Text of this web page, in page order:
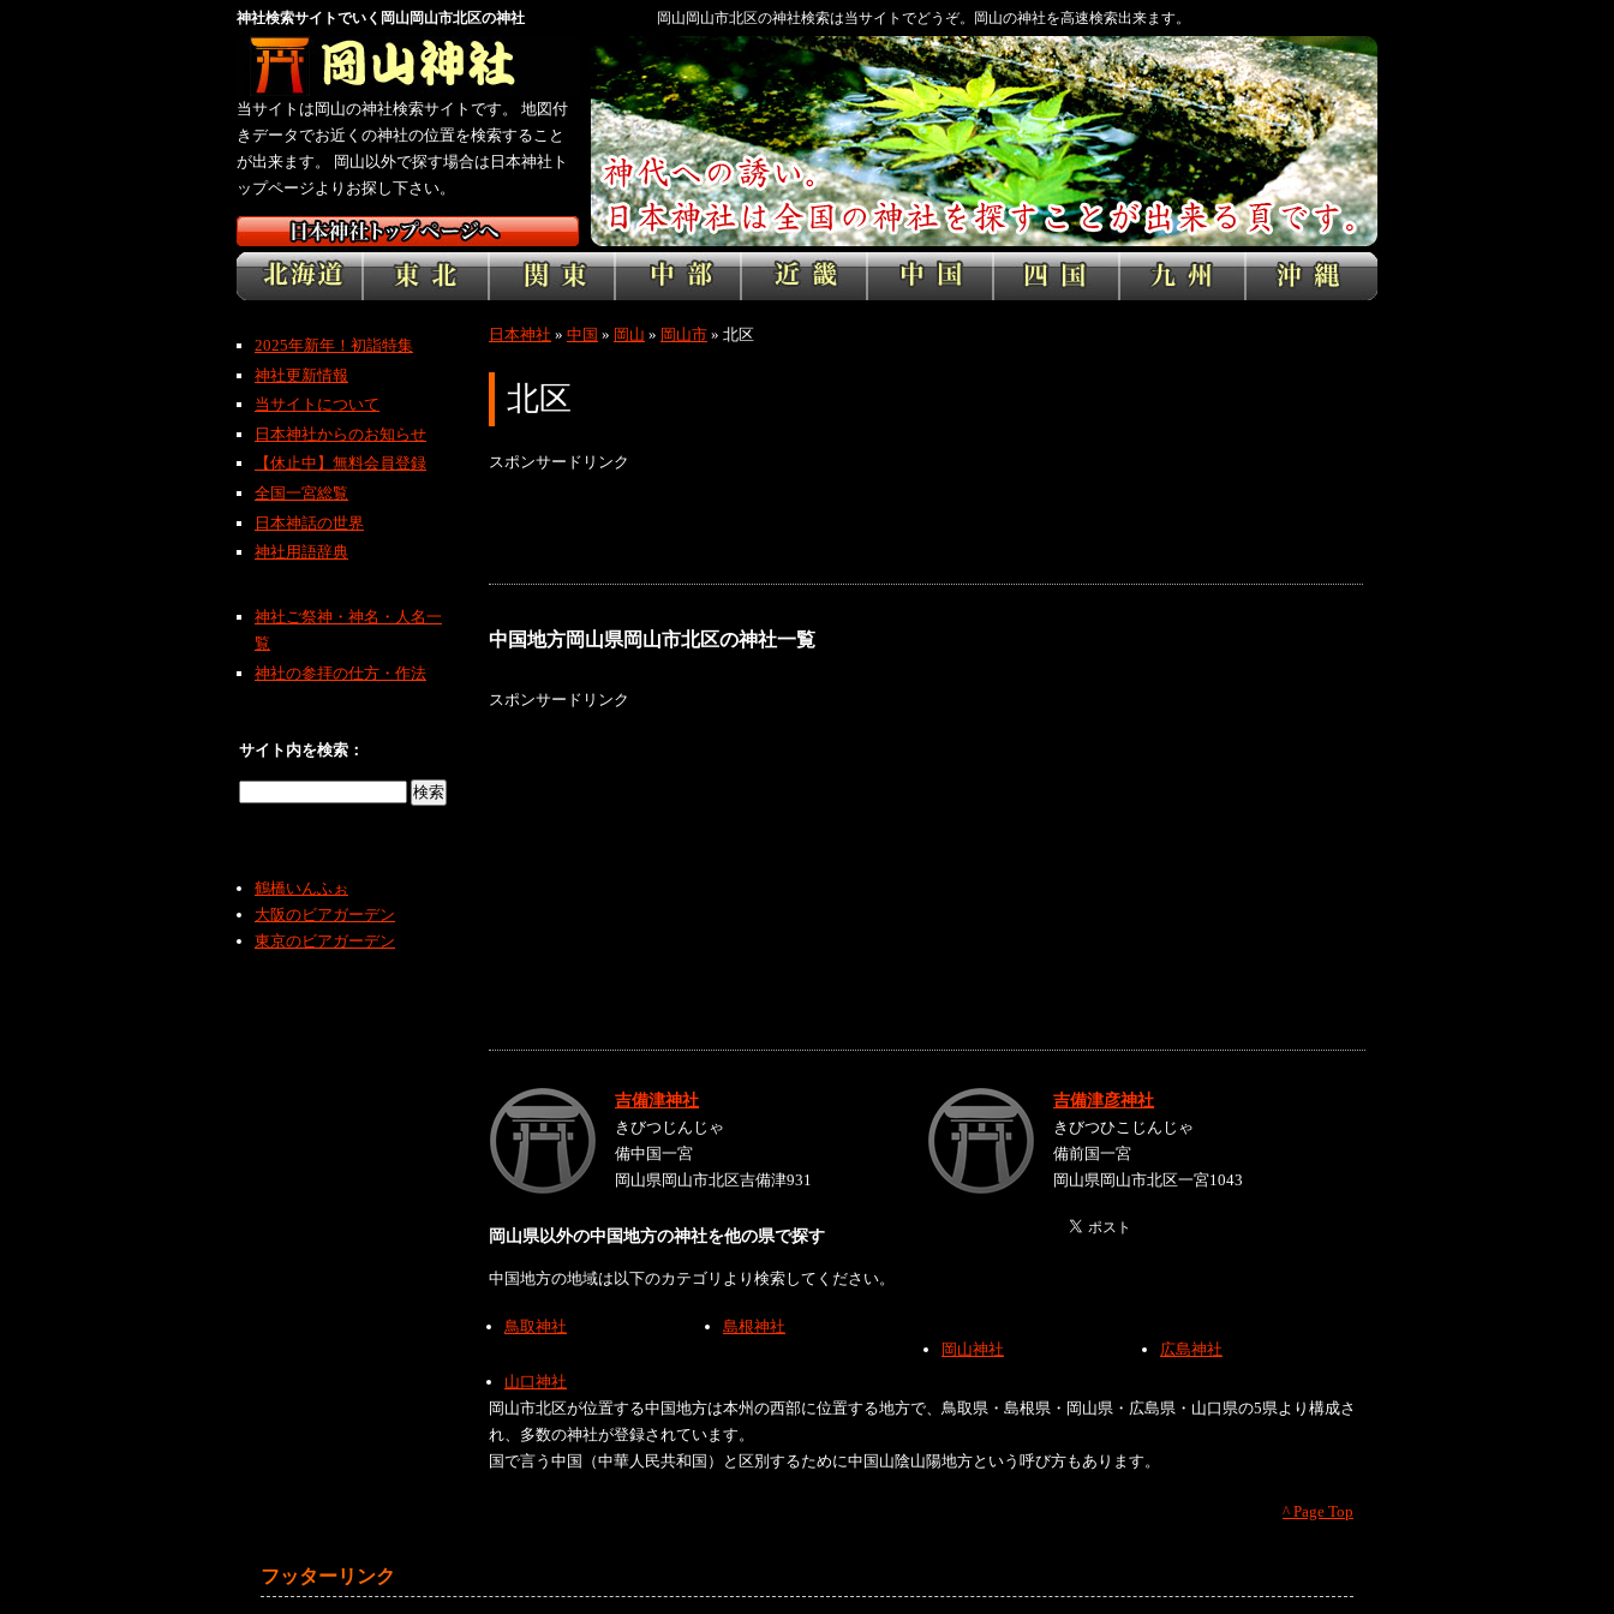
神社検索サイトでいく岡山岡山市北区の神社 岡山岡山市北区の神社検索は当サイトでどうぞ。岡山の神社を高速検索出来ます。
当サイトは岡山の神社検索サイトです。 地図付
きデータでお近くの神社の位置を検索すること
が出来ます。 岡山以外で探す場合は日本神社ト
ップページよりお探し下さい。
日本神社 » 中国 » 岡山 » 岡山市 » 北区
北区
スポンサードリンク
中国地方岡山県岡山市北区の神社一覧
スポンサードリンク
吉備津神社
きびつじんじゃ
備中国一宮
岡山県岡山市北区吉備津931
吉備津彦神社
きびつひこじんじゃ
備前国一宮
岡山県岡山市北区一宮1043
岡山県以外の中国地方の神社を他の県で探す
中国地方の地域は以下のカテゴリより検索してください。
鳥取神社
島根神社
岡山神社
広島神社
山口神社
岡山市北区が位置する中国地方は本州の西部に位置する地方で、鳥取県・島根県・岡山県・広島県・山口県の5県より構成さ
れ、多数の神社が登録されています。
国で言う中国（中華人民共和国）と区別するために中国山陰山陽地方という呼び方もあります。
2025年新年！初詣特集
神社更新情報
当サイトについて
日本神社からのお知らせ
【休止中】無料会員登録
全国一宮総覧
日本神話の世界
神社用語辞典
神社ご祭神・神名・人名一
覧
神社の参拝の仕方・作法
サイト内を検索：
鶴橋いんふぉ
大阪のビアガーデン
東京のビアガーデン
^ Page Top
フッターリンク